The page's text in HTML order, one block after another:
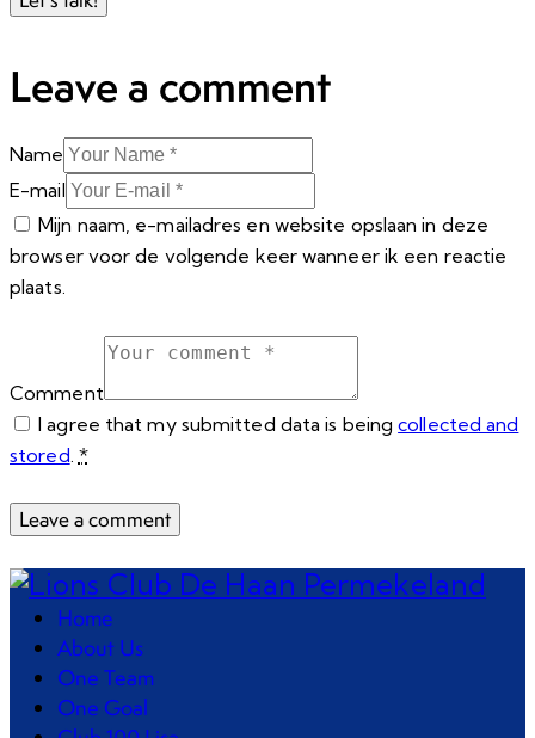
Leave a comment
Name
E-mail
Mijn naam, e-mailadres en website opslaan in deze
browser voor de volgende keer wanneer ik een reactie
plaats.
Comment
I agree that my submitted data is beingcollected and
stored *
Home
About Us
One Team
One Goal